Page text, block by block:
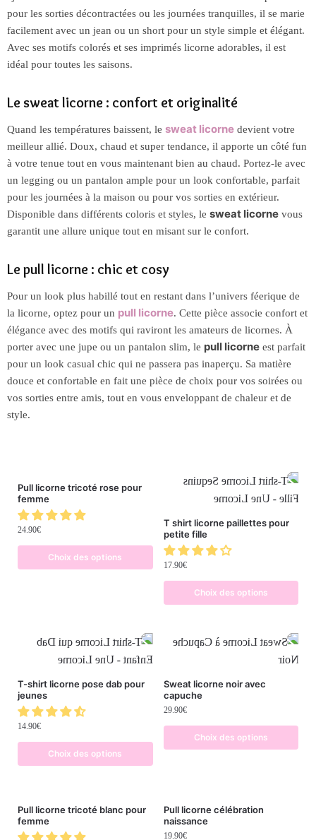
pour les sorties décontractées ou les journées tranquilles, il se marie
facilement avec un jean ou un short pour un style simple et élégant.
Avec ses motifs colorés et ses imprimés licorne adorables, il est
idéal pour toutes les saisons.
Le sweat licorne : confort et originalité
Quand les températures baissent, le sweat licorne devient votre
meilleur allié. Doux, chaud et super tendance, il apporte un côté fun
à votre tenue tout en vous maintenant bien au chaud. Portez-le avec
un legging ou un pantalon ample pour un look confortable, parfait
pour les journées à la maison ou pour vos sorties en extérieur.
Disponible dans différents coloris et styles, le sweat licorne vous
garantit une allure unique tout en misant sur le confort.
Le pull licorne : chic et cosy
Pour un look plus habillé tout en restant dans l’univers féerique de
la licorne, optez pour un pull licorne. Cette pièce associe confort et
élégance avec des motifs qui raviront les amateurs de licornes. À
porter avec une jupe ou un pantalon slim, le pull licorne est parfait
pour un look casual chic qui ne passera pas inaperçu. Sa matière
douce et confortable en fait une pièce de choix pour vos soirées ou
vos sorties entre amis, tout en vous enveloppant de chaleur et de
style.
Pull licorne tricoté rose pour
femme
24.90€
Choix des options
T shirt licorne paillettes pour
petite fille
17.90€
Choix des options
T-shirt licorne pose dab pour
jeunes
14.90€
Choix des options
Sweat licorne noir avec
capuche
29.90€
Choix des options
Pull licorne tricoté blanc pour
femme
Pull licorne célébration
naissance
19.90€